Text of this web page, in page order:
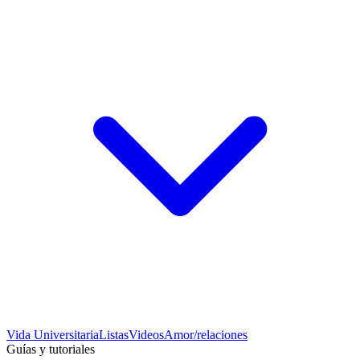
Vida UniversitariaListasVideosAmor/relaciones
Guías y tutoriales